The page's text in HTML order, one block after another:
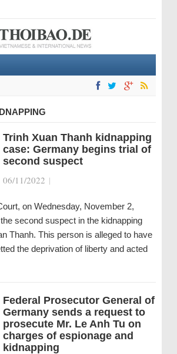
Trinh Xuan Thanh kidnapping
case: Germany begins trial of
second suspect
06/11/2022 |
on Wednesday, November 2,
second suspect in the kidnapping
Thanh. This person is alleged to have
the deprivation of liberty and acted
Federal Prosecutor General of
Germany sends a request to
prosecute Mr. Le Anh Tu on
charges of espionage and
kidnapping